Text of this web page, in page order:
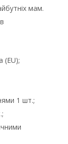
мам.
(EU);
1 шт.;